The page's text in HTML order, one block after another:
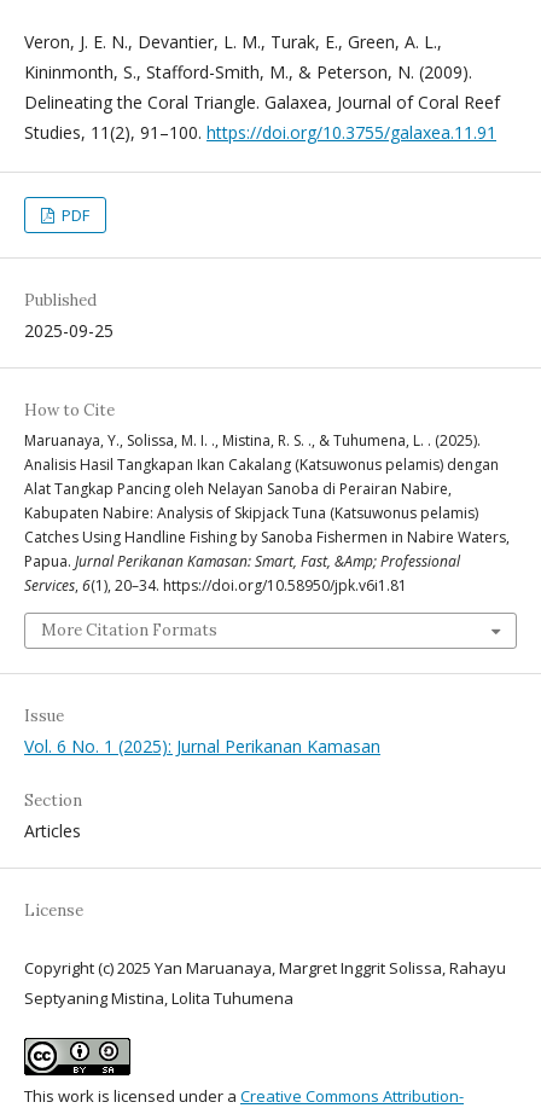
Veron, J. E. N., Devantier, L. M., Turak, E., Green, A. L.,
Kininmonth, S., Stafford-Smith, M., & Peterson, N. (2009).
Delineating the Coral Triangle. Galaxea, Journal of Coral Reef
Studies, 11(2), 91–100. https://doi.org/10.3755/galaxea.11.91
PDF
Published
2025-09-25
How to Cite
Maruanaya, Y., Solissa, M. I. ., Mistina, R. S. ., & Tuhumena, L. . (2025).
Analisis Hasil Tangkapan Ikan Cakalang (Katsuwonus pelamis) dengan
Alat Tangkap Pancing oleh Nelayan Sanoba di Perairan Nabire,
Kabupaten Nabire: Analysis of Skipjack Tuna (Katsuwonus pelamis)
Catches Using Handline Fishing by Sanoba Fishermen in Nabire Waters,
Papua. Jurnal Perikanan Kamasan: Smart, Fast, &Amp; Professional
Services, 6(1), 20–34. https://doi.org/10.58950/jpk.v6i1.81
More Citation Formats
Issue
Vol. 6 No. 1 (2025): Jurnal Perikanan Kamasan
Section
Articles
License
Copyright (c) 2025 Yan Maruanaya, Margret Inggrit Solissa, Rahayu
Septyaning Mistina, Lolita Tuhumena
This work is licensed under a Creative Commons Attribution-